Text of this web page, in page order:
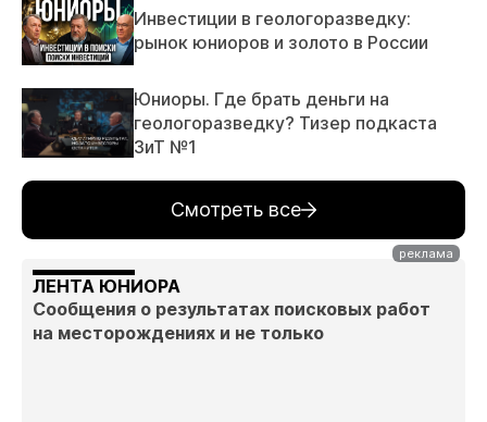
Инвестиции в геологоразведку:
рынок юниоров и золото в России
Юниоры. Где брать деньги на
геологоразведку? Тизер подкаста
ЗиТ №1
Смотреть все
ЛЕНТА ЮНИОРА
Сообщения о результатах поисковых работ
на месторождениях и не только